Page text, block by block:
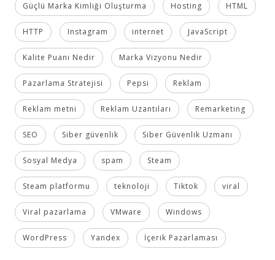
Güçlü Marka Kimliği Oluşturma Hosting HTML
HTTP Instagram internet JavaScript
Kalite Puanı Nedir Marka Vizyonu Nedir
Pazarlama Stratejisi Pepsi Reklam
Reklam metni Reklam Uzantıları Remarketing
SEO Siber güvenlik Siber Güvenlik Uzmanı
Sosyal Medya spam Steam
Steam platformu teknoloji Tiktok viral
Viral pazarlama VMware Windows
WordPress Yandex İçerik Pazarlaması